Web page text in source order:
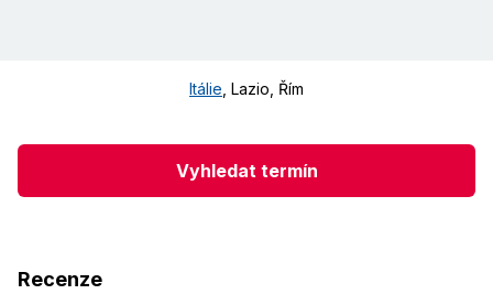
Itálie Lazio, Řím
Vyhledat termín
Recenze